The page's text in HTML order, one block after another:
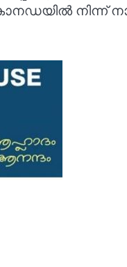
നിന്ന്